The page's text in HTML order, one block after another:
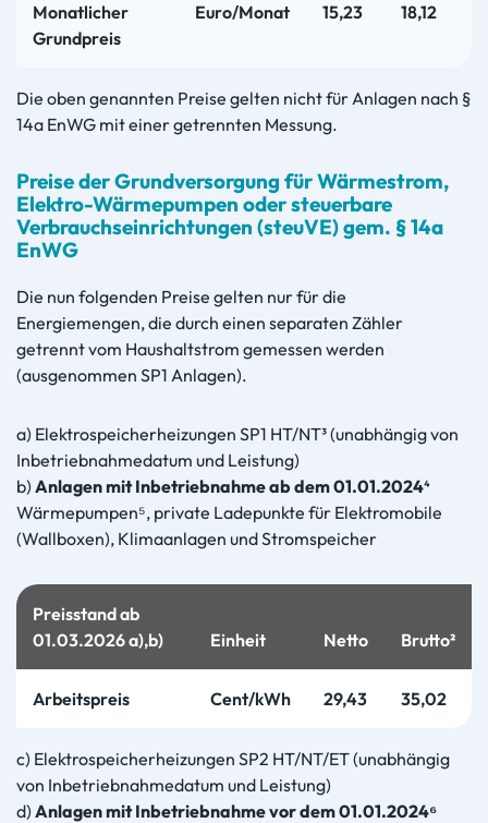
Monatlicher
Grundpreis
Euro/Monat 15,23 18,12
Die oben genannten Preise gelten nicht für Anlagen nach §
14a EnWG mit einer getrennten Messung.
Preise der Grundversorgung für Wärmestrom,
Elektro-Wärmepumpen oder steuerbare
Verbrauchseinrichtungen (steuVE) gem. § 14a
EnWG
Die nun folgenden Preise gelten nur für die
Energiemengen, die durch einen separaten Zähler
getrennt vom Haushaltstrom gemessen werden
(ausgenommen SP1 Anlagen).
a) Elektrospeicherheizungen SP1 HT/NT³ (unabhängig von
Inbetriebnahmedatum und Leistung)
b) Anlagen mit Inbetriebnahme ab dem 01.01.2024⁴
Wärmepumpen⁵, private Ladepunkte für Elektromobile
(Wallboxen), Klimaanlagen und Stromspeicher
Preisstand ab
01.03.2026 a),b)
Einheit Netto Brutto²
Arbeitspreis Cent/kWh 29,43 35,02
c) Elektrospeicherheizungen SP2 HT/NT/ET (unabhängig
von Inbetriebnahmedatum und Leistung)
d) Anlagen mit Inbetriebnahme vor dem 01.01.2024⁶